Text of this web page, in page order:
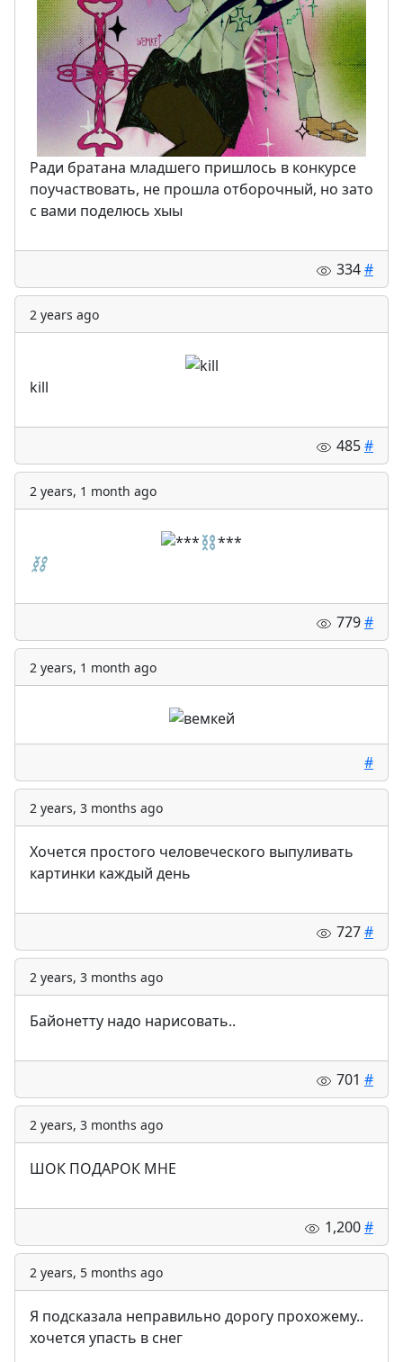
Ради братана младшего пришлось в конкурсе
поучаствовать, не прошла отборочный, но зато
с вами поделюсь хыы
334#
2 years ago
kill
485#
2 years, 1 month ago
⛓️
779#
2 years, 1 month ago
#
2 years, 3 months ago
Хочется простого человеческого выпуливать
картинки каждый день
727#
2 years, 3 months ago
Байонетту надо нарисовать..
701 #
2 years, 3 months ago
ШОК ПОДАРОК МНЕ
1,200#
2 years, 5 months ago
Я подсказала неправильно дорогу прохожему..
хочется упасть в снег